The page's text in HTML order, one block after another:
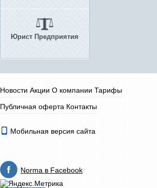
Юрист Предприятия
Новости Акции О компании Тарифы
Публичная оферта Контакты
Мобильная версия сайта
Norma в Facebook